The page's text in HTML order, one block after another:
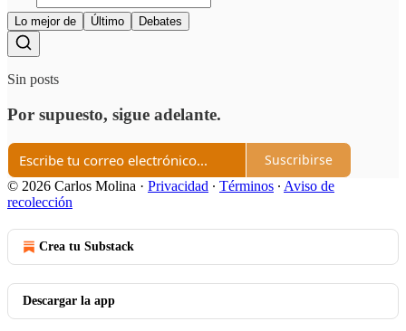
Lo mejor de Último Debates
Sin posts
Por supuesto, sigue adelante.
Suscribirse
© 2026 Carlos Molina · Privacidad ∙ Términos ∙ Aviso de
recolección
Crea tu Substack
Descargar la app